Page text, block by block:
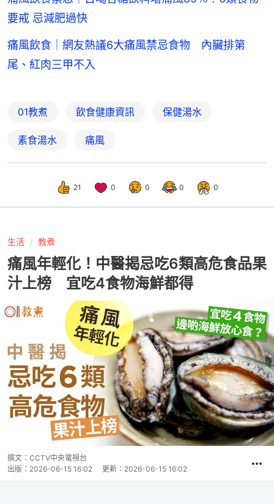
要戒 忌減肥過快
痛風飲食｜網友熱議6大痛風禁忌食物 內臟排第
尾、紅肉三甲不入
01教煮 飲食健康資訊 保健湯水
素食湯水 痛風
21 0 0 0 0
生活 教煮
痛風年輕化！中醫揭忌吃6類高危食品果
汁上榜 宜吃4食物海鮮都得
撰文： CCTV中央電視台
出版： 2026-06-15 16:02 更新： 2026-06-15 16:02